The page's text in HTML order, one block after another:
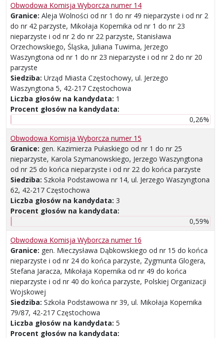
Obwodowa Komisja Wyborcza numer 14
Granice: Aleja Wolności od nr 1 do nr 49 nieparzyste i od nr 2
do nr 42 parzyste, Mikołaja Kopernika od nr 1 do nr 23
nieparzyste i od nr 2 do nr 22 parzyste, Stanisława
Orzechowskiego, Śląska, Juliana Tuwima, Jerzego
Waszyngtona od nr 1 do nr 23 nieparzyste i od nr 2 do nr 20
parzyste
Siedziba: Urząd Miasta Częstochowy, ul. Jerzego
Waszyngtona 5, 42-217 Częstochowa
Liczba głosów na kandydata: 1
Procent głosów na kandydata:
0,26%
Obwodowa Komisja Wyborcza numer 15
Granice: gen. Kazimierza Pułaskiego od nr 1 do nr 25
nieparzyste, Karola Szymanowskiego, Jerzego Waszyngtona
od nr 25 do końca nieparzyste i od nr 22 do końca parzyste
Siedziba: Szkoła Podstawowa nr 14, ul. Jerzego Waszyngtona
62, 42-217 Częstochowa
Liczba głosów na kandydata: 3
Procent głosów na kandydata:
0,59%
Obwodowa Komisja Wyborcza numer 16
Granice: gen. Mieczysława Dąbkowskiego od nr 15 do końca
nieparzyste i od nr 24 do końca parzyste, Zygmunta Glogera,
Stefana Jaracza, Mikołaja Kopernika od nr 49 do końca
nieparzyste i od nr 40 do końca parzyste, Polskiej Organizacji
Wojskowej
Siedziba: Szkoła Podstawowa nr 39, ul. Mikołaja Kopernika
79/87, 42-217 Częstochowa
Liczba głosów na kandydata: 5
Procent głosów na kandydata: